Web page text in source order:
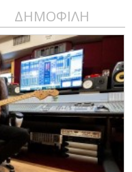
ΔΗΜΟΦΙΛΗ